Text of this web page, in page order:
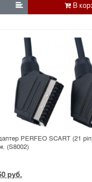

PERFEO SCART (21
(S8002)
руб.